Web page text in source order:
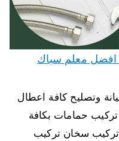
فني صحي المنقف 55850065 افضل معلم سباك
وتصليح كافة اعطال
حمامات بكافة
تركيب سخان تركيب